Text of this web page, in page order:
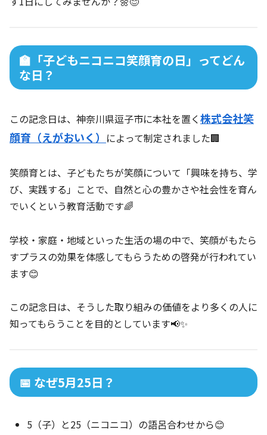
🏫「子どもニコニコ笑顔育の日」ってどん
な日？
この記念日は、神奈川県逗子市に本社を置く株式会社笑
顔育（えがおいく） によって制定されました🏢
笑顔育とは、子どもたちが笑顔について「興味を持ち、学
び、実践する」ことで、自然と心の豊かさや社会性を育ん
でいくという教育活動です🌈
学校・家庭・地域といった生活の場の中で、笑顔がもたら
すプラスの効果を体感してもらうための啓発が行われてい
ます😊
この記念日は、そうした取り組みの価値をより多くの人に
知ってもらうことを目的としています📢✨
📅 なぜ5月25日？
5（子）と25（ニコニコ）の語呂合わせから😊